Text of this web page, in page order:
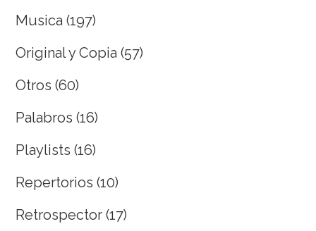
Musica (197)
Original y Copia (57)
Otros (60)
Palabros (16)
Playlists (16)
Repertorios (10)
Retrospector (17)